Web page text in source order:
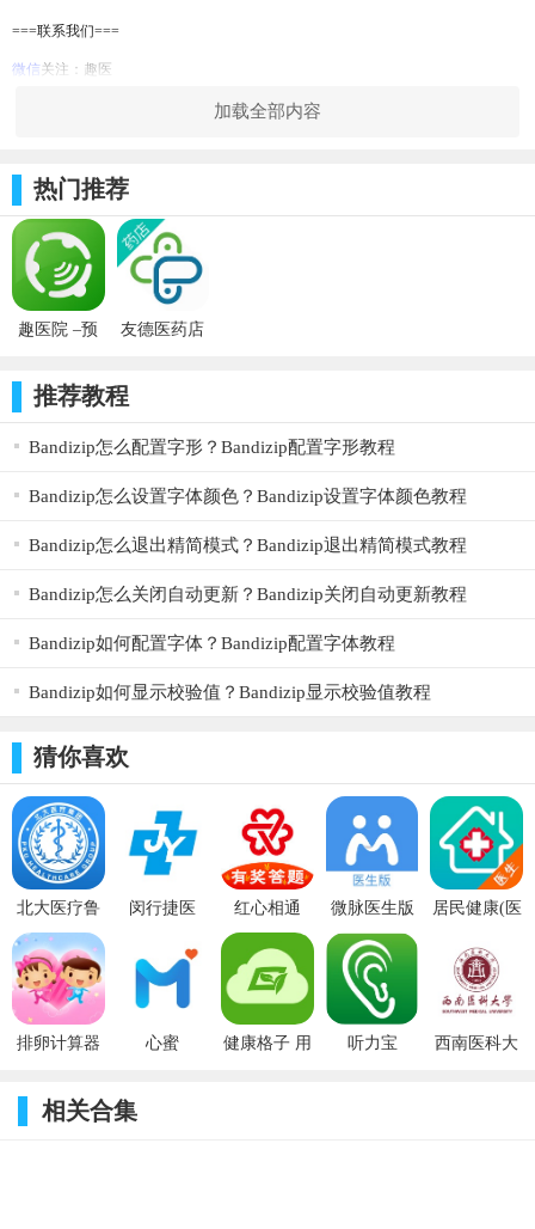
===联系我们===
微信关注：趣医
【更新日志】
- 增加关注微信公众号引导页面
-修复已知bug
加载全部内容
热门推荐
趣医院 –预
2.6.84_ios软
件
友德医药店
推荐教程
Bandizip怎么配置字形？Bandizip配置字形教程
Bandizip怎么设置字体颜色？Bandizip设置字体颜色教程
Bandizip怎么退出精简模式？Bandizip退出精简模式教程
Bandizip怎么关闭自动更新？Bandizip关闭自动更新教程
Bandizip如何配置字体？Bandizip配置字体教程
Bandizip如何显示校验值？Bandizip显示校验值教程
猜你喜欢
北大医疗鲁
中医院
1.2_ios
闵行捷医
红心相通
4.0.7_ios
微脉医生版
2.56.1_ios
居民健康(医
2.9.2_ios
排卵计算器
心蜜
健康格子 用
听力宝
西南医科大
相关合集